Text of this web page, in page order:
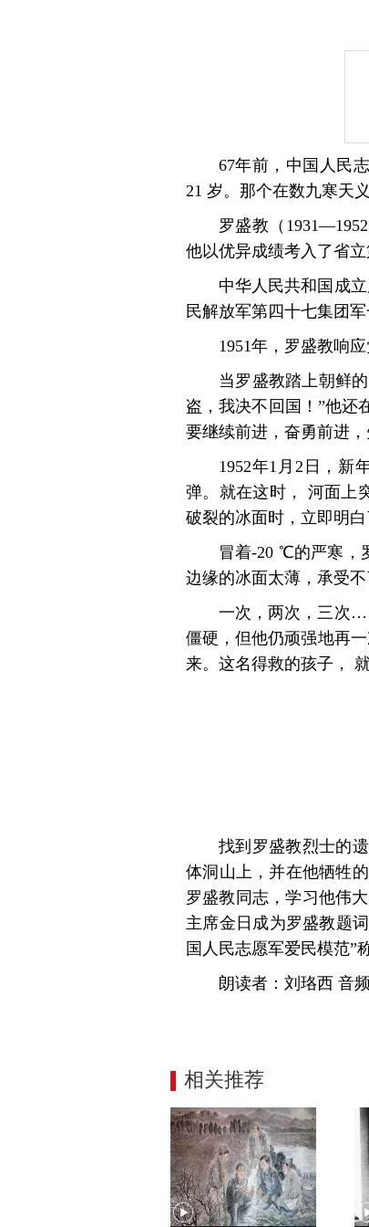
67年前，中国人民
21 岁。那个在数九寒天
罗盛教（
他以优异成绩考入了省立
中华人民共和国成
民解放军第四十七集团
1951年，罗盛教响
当罗盛教踏上朝鲜
盗，我决不回国！”他还
要继续前进，奋勇前进
1952年1月2日，新
弹。就在这时， 河面上
破裂的冰面时，立即明
冒着-20 ℃的严寒，
边缘的冰面太薄，承受
一次，两次，三次
僵硬，但他仍顽强地再
来。这名得救的孩子，
找到罗盛教烈士的
体洞山上，并在他牺牲
罗盛教同志，学习他伟
主席金日成为罗盛教题
国人民志愿军爱民模范”
朗读者：刘珞西 音
相关推荐